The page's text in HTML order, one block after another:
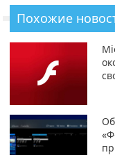
Похожие